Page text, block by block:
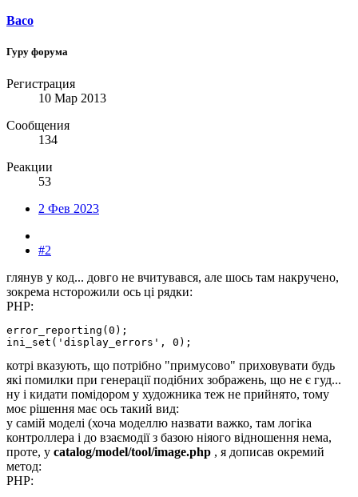
Baco
Гуру форума
Регистрация
10 Мар 2013
Сообщения
134
Реакции
53
2 Фев 2023
#2
глянув у код... довго не вчитувався, але шось там накручено,
зокрема нсторожили ось ці рядки:
PHP:
error_reporting(0);
ini_set('display_errors', 0);
котрі вказують, що потрібно "примусово" приховувати будь
які помилки при генерації подібних зображень, що не є гуд...
ну і кидати помідором у художника теж не прийнято, тому
моє рішення має ось такий вид:
у самій моделі (хоча моделлю назвати важко, там логіка
контроллера і до взаємодії з базою ніяого відношення нема,
проте, у catalog/model/tool/image.php , я дописав окремий
метод:
PHP: